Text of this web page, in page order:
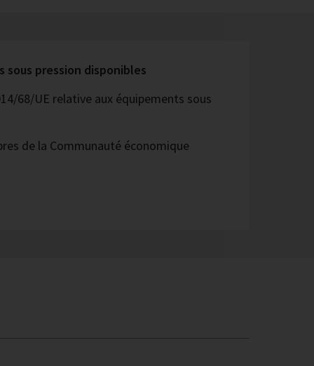
pression disponibles
68/UE relative aux équipements sous
de la Communauté économique